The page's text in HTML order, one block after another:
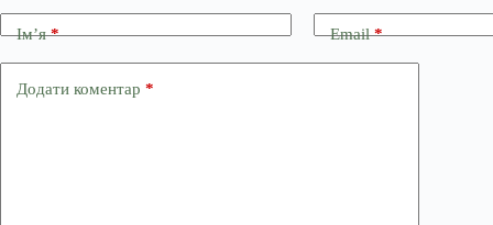
Ім’я* Email*
Додати коментар *